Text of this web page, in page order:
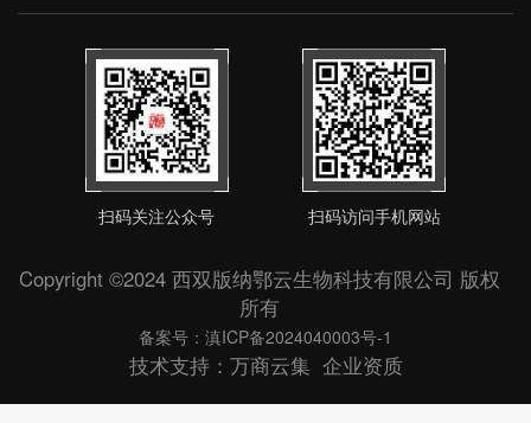
扫码关注公众号 扫码访问手机网站
Copyright ©2024 西双版纳鄂云生物科技有限公司 版权
所有
备案号：滇ICP备2024040003号-1
技术支持： 万商云集 企业资质